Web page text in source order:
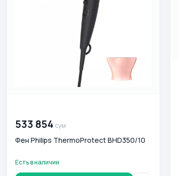
533 854 сум
Фен Philips ThermoProtect BHD350/10
Есть в наличии